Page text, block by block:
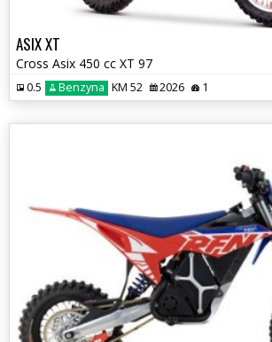
ASIX XT
Cross Asix 450 cc XT 97
0.5 Benzyna KM 52 2026 1